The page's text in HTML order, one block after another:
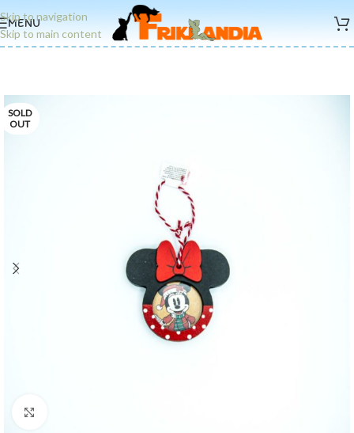
Skip to navigation
Skip to main content
MENU
SOLD
OUT